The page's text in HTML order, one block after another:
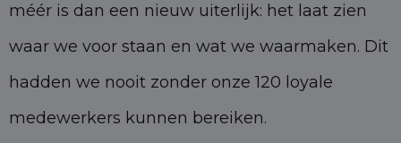
méér is dan een nieuw uiterlijk: het laat zien
waar we voor staan en wat we waarmaken. Dit
hadden we nooit zonder onze 120 loyale
medewerkers kunnen bereiken.